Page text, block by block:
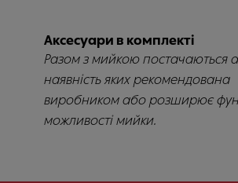
Аксесуари в комплекті
Разом з мийкою постачаються
наявність яких рекомендована
виробником або розширює
можливості мийки.